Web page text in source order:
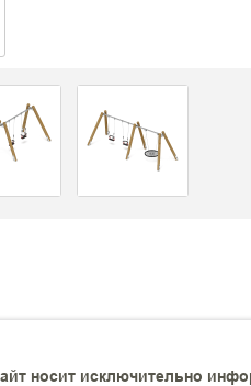
носит исключительно